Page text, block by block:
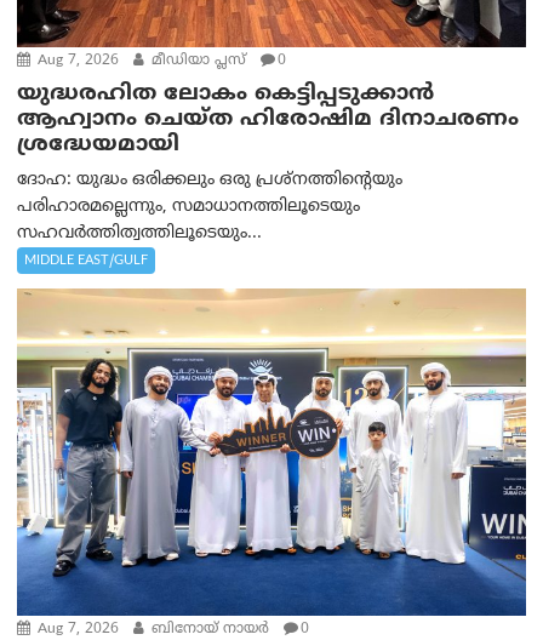
Aug 7, 2026 മീഡിയാ പ്ലസ് 0
യുദ്ധരഹിത ലോകം കെട്ടിപ്പടുക്കാന്‍
ആഹ്വാനം ചെയ്ത ഹിരോഷിമ ദിനാചരണം
ശ്രദ്ധേയമായി
ദോഹ: യുദ്ധം ഒരിക്കലും ഒരു പ്രശ്‌നത്തിന്റെയും
പരിഹാരമല്ലെന്നും, സമാധാനത്തിലൂടെയും
സഹവര്‍ത്തിത്വത്തിലൂടെയും...
MIDDLE EAST/GULF
Aug 7, 2026 ബിനോയ് നായര്‍ 0